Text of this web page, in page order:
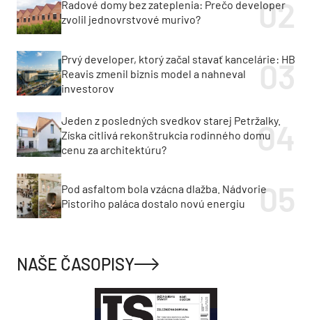
Radové domy bez zateplenia: Prečo developer
zvolil jednovrstvové murivo?
Prvý developer, ktorý začal stavať kancelárie: HB
Reavis zmenil biznis model a nahneval
investorov
Jeden z posledných svedkov starej Petržalky.
Získa citlivá rekonštrukcia rodinného domu
cenu za architektúru?
Pod asfaltom bola vzácna dlažba. Nádvorie
Pistoriho paláca dostalo novú energiu
NAŠE ČASOPISY